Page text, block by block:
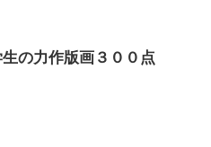
の力作版画３００点